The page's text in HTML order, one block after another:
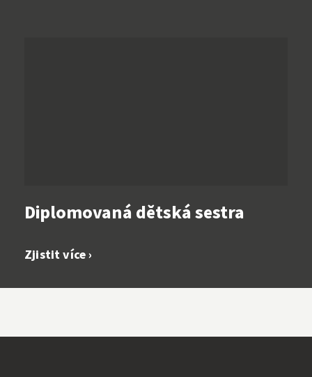
Diplomovaná dětská sestra
Zjistit více ›